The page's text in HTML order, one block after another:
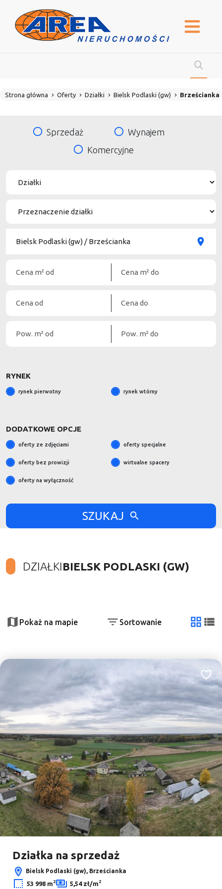
Strona główna Oferty Działki Bielsk Podlaski (gw) Brześcianka
Sprzedaż
Wynajem
Komercyjne
RYNEK
rynek pierwotny rynek wtórny
DODATKOWE OPCJE
oferty ze zdjęciami oferty specjalne
oferty bez prowizji wirtualne spacery
oferty na wyłączność
SZUKAJ
DZIAŁKIBIELSK PODLASKI (GW)
2
−
Leaflet|© OpenMapTiles © OpenStreetMap contributors
Pokaż na mapie Sortowanie
tabela
Działka na sprzedaż
Bielsk Podlaski (gw), Brześcianka
53 998 m2 5,54 zł/m2